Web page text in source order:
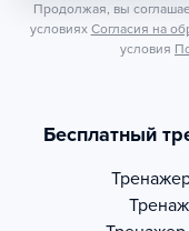
Продолжая, вы
условиях Согласия на
условия
Бесплатный